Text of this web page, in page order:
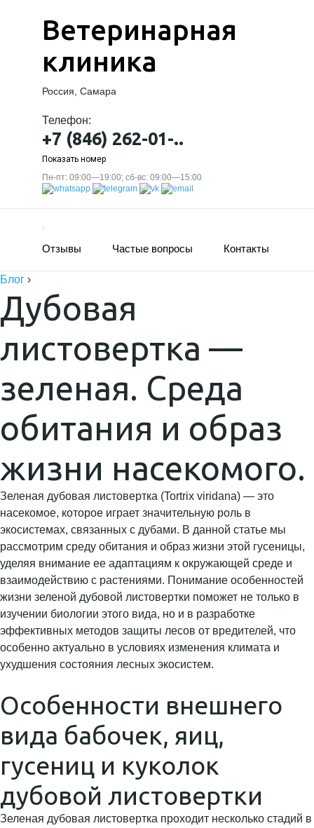
Ветеринарная
клиника
Россия, Самара
Телефон:
+7 (846) 262-01-..
Показать номер
Пн-пт: 09:00—19:00; сб-вс: 09:00—15:00
Отзывы Частые вопросы Контакты
Блог ›
Дубовая
листовертка —
зеленая. Среда
обитания и образ
жизни насекомого.
Зеленая дубовая листовертка (Tortrix viridana) — это
насекомое, которое играет значительную роль в
экосистемах, связанных с дубами. В данной статье мы
рассмотрим среду обитания и образ жизни этой гусеницы,
уделяя внимание ее адаптациям к окружающей среде и
взаимодействию с растениями. Понимание особенностей
жизни зеленой дубовой листовертки поможет не только в
изучении биологии этого вида, но и в разработке
эффективных методов защиты лесов от вредителей, что
особенно актуально в условиях изменения климата и
ухудшения состояния лесных экосистем.
Особенности внешнего
вида бабочек, яиц,
гусениц и куколок
дубовой листовертки
Зеленая дубовая листовертка проходит несколько стадий в